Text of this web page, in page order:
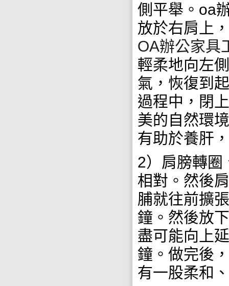
側平舉。oa
放於右肩上
OA辦公家具
輕柔地向左
氣，恢復到
過程中，閉
美的自然環
有助於養肝
2）肩膀轉圈
相對。然後
脯就往前擴
鐘。然後放
盡可能向上
鐘。做完後
有一股柔和